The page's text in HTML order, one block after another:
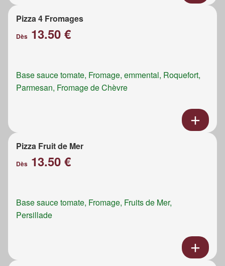
Pizza 4 Fromages
Dès 13.50 €
Base sauce tomate, Fromage, emmental, Roquefort,
Parmesan, Fromage de Chèvre
Pizza Fruit de Mer
Dès 13.50 €
Base sauce tomate, Fromage, Fruits de Mer,
Persillade